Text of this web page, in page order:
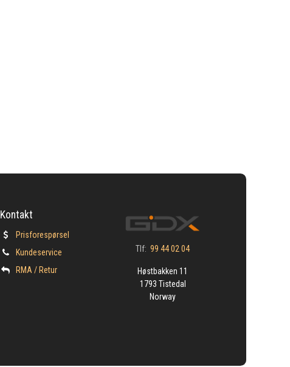
Tlf: 99 44 02 04
Høstbakken 11
1793 Tistedal
Norway
Kontakt
Prisforespørsel
Kundeservice
​RMA / Retur